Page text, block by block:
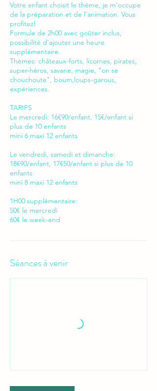
Votre enfant choisit le thème, je m'occupe
de la préparation et de l'animation. Vous
profitez!
Formule de 2h00 avec goûter inclus,
possibilité d'ajouter une heure
supplémentaire.
Thèmes: châteaux-forts, licornes, pirates,
super-héros, savane, magie, "on se
chouchoute", boum,loups-garous,
expériences.
TARIFS
Le mercredi: 16€90/enfant, 15€/enfant si
plus de 10 enfants
mini 6 maxi 12 enfants
Le vendredi, samedi et dimanche:
18€90/enfant, 17€50/enfant si plus de 10
enfants
mini 8 maxi 12 enfants
1H00 supplémentaire:
50€ le mercredi
Séances à venir